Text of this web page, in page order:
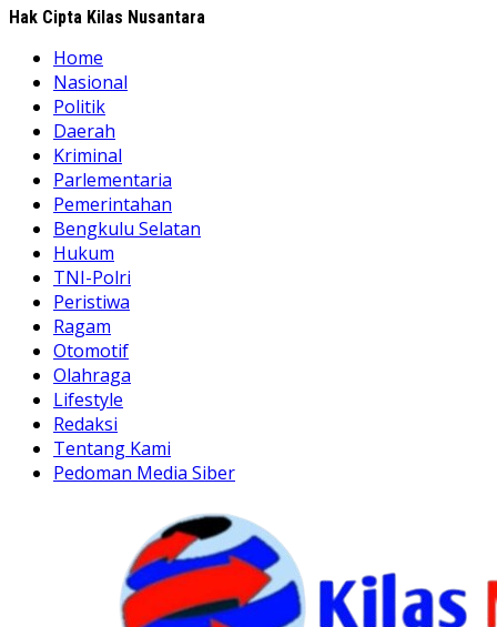
Hak Cipta Kilas Nusantara
Home
Nasional
Politik
Daerah
Kriminal
Parlementaria
Pemerintahan
Bengkulu Selatan
Hukum
TNI-Polri
Peristiwa
Ragam
Otomotif
Olahraga
Lifestyle
Redaksi
Tentang Kami
Pedoman Media Siber